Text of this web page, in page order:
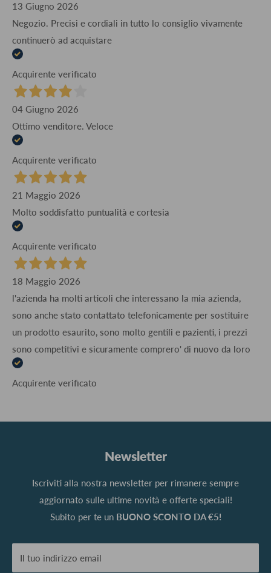
13 Giugno 2026
Negozio. Precisi e cordiali in tutto lo consiglio vivamente
continuerò ad acquistare
Acquirente verificato
04 Giugno 2026
Ottimo venditore. Veloce
Acquirente verificato
21 Maggio 2026
Molto soddisfatto puntualità e cortesia
Acquirente verificato
18 Maggio 2026
l'azienda ha molti articoli che interessano la mia azienda,
sono anche stato contattato telefonicamente per sostituire
un prodotto esaurito, sono molto gentili e pazienti, i prezzi
sono competitivi e sicuramente comprero' di nuovo da loro
Acquirente verificato
Newsletter
Iscriviti alla nostra newsletter per rimanere sempre
aggiornato sulle ultime novità e offerte speciali!
Subito per te un BUONO SCONTO DA €5!
Il tuo indirizzo email